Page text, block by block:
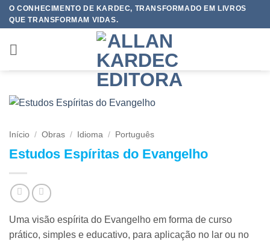
SkipO CONHECIMENTO DE KARDEC, TRANSFORMADO EM LIVROS
QUE TRANSFORMAM VIDAS.
Início / Obras / Idioma / Português
Estudos Espíritas do Evangelho
Uma visão espírita do Evangelho em forma de curso
prático, simples e educativo, para aplicação no lar ou no